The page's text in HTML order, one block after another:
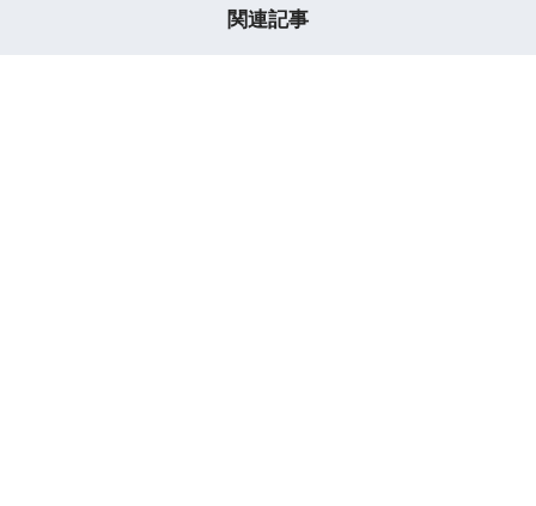
関連記事